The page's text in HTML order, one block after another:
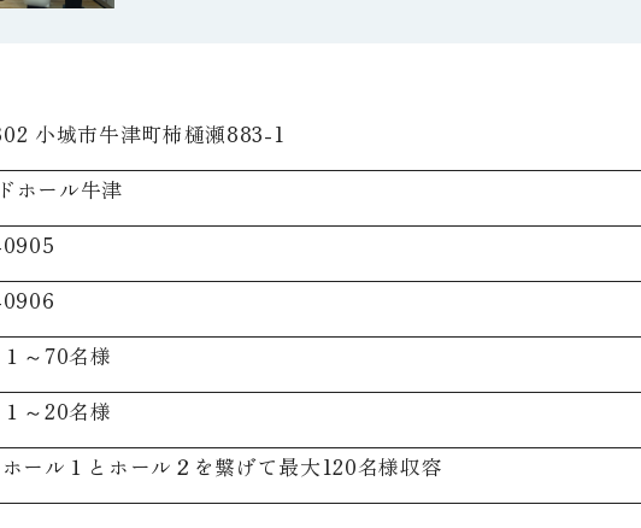
小城市牛津町柿樋瀬883-1
ホール牛津
～70名様
～20名様
ール１とホール２を繋げて最大120名様収容